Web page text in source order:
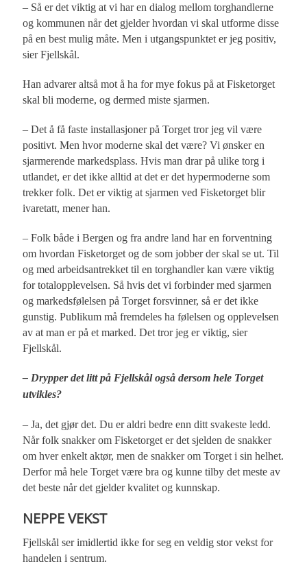
– Så er det viktig at vi har en dialog mellom torghandlerne
og kommunen når det gjelder hvordan vi skal utforme disse
på en best mulig måte. Men i utgangspunktet er jeg positiv,
sier Fjellskål.
Han advarer altså mot å ha for mye fokus på at Fisketorget
skal bli moderne, og dermed miste sjarmen.
– Det å få faste installasjoner på Torget tror jeg vil være
positivt. Men hvor moderne skal det være? Vi ønsker en
sjarmerende markedsplass. Hvis man drar på ulike torg i
utlandet, er det ikke alltid at det er det hypermoderne som
trekker folk. Det er viktig at sjarmen ved Fisketorget blir
ivaretatt, mener han.
– Folk både i Bergen og fra andre land har en forventning
om hvordan Fisketorget og de som jobber der skal se ut. Til
og med arbeidsantrekket til en torghandler kan være viktig
for totalopplevelsen. Så hvis det vi forbinder med sjarmen
og markedsfølelsen på Torget forsvinner, så er det ikke
gunstig. Publikum må fremdeles ha følelsen og opplevelsen
av at man er på et marked. Det tror jeg er viktig, sier
Fjellskål.
– Drypper det litt på Fjellskål også dersom hele Torget
utvikles?
– Ja, det gjør det. Du er aldri bedre enn ditt svakeste ledd.
Når folk snakker om Fisketorget er det sjelden de snakker
om hver enkelt aktør, men de snakker om Torget i sin helhet.
Derfor må hele Torget være bra og kunne tilby det meste av
det beste når det gjelder kvalitet og kunnskap.
NEPPE VEKST
Fjellskål ser imidlertid ikke for seg en veldig stor vekst for
handelen i sentrum.